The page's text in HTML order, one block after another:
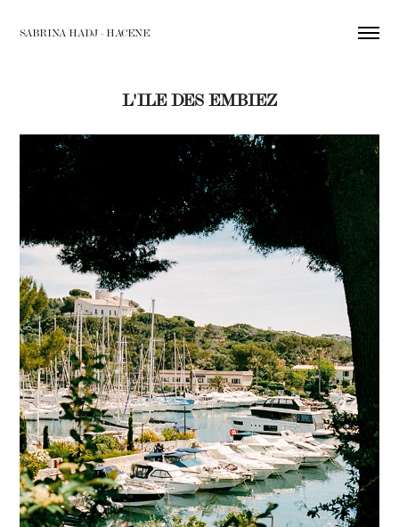
SABRINA HADJ - HACENE
L'ILE DES EMBIEZ